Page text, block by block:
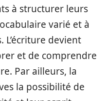
à structurer leurs
varié et à
devient
et de comprendre
Par ailleurs, la
la possibilité de